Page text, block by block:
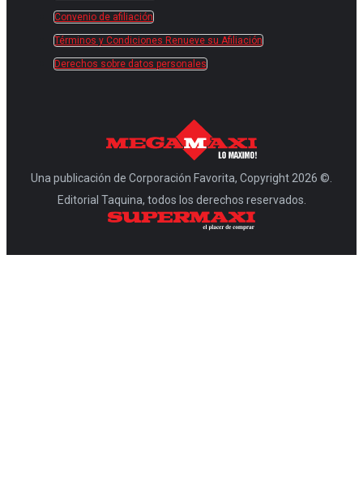
Convenio de afiliación
Términos y Condiciones Renueve su Afiliación
Derechos sobre datos personales
Una publicación de Corporación Favorita, Copyright 2026 ©.
Editorial Taquina, todos los derechos reservados.